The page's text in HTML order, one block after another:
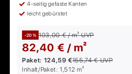
4-seitig gefaste Kanten
leicht gebürstet
-20 % 103,00 € / m²UVP
82,40 € / m²
Paket: 124,59 €155,74 €UVP
Inhalt/Paket:1,512 m²